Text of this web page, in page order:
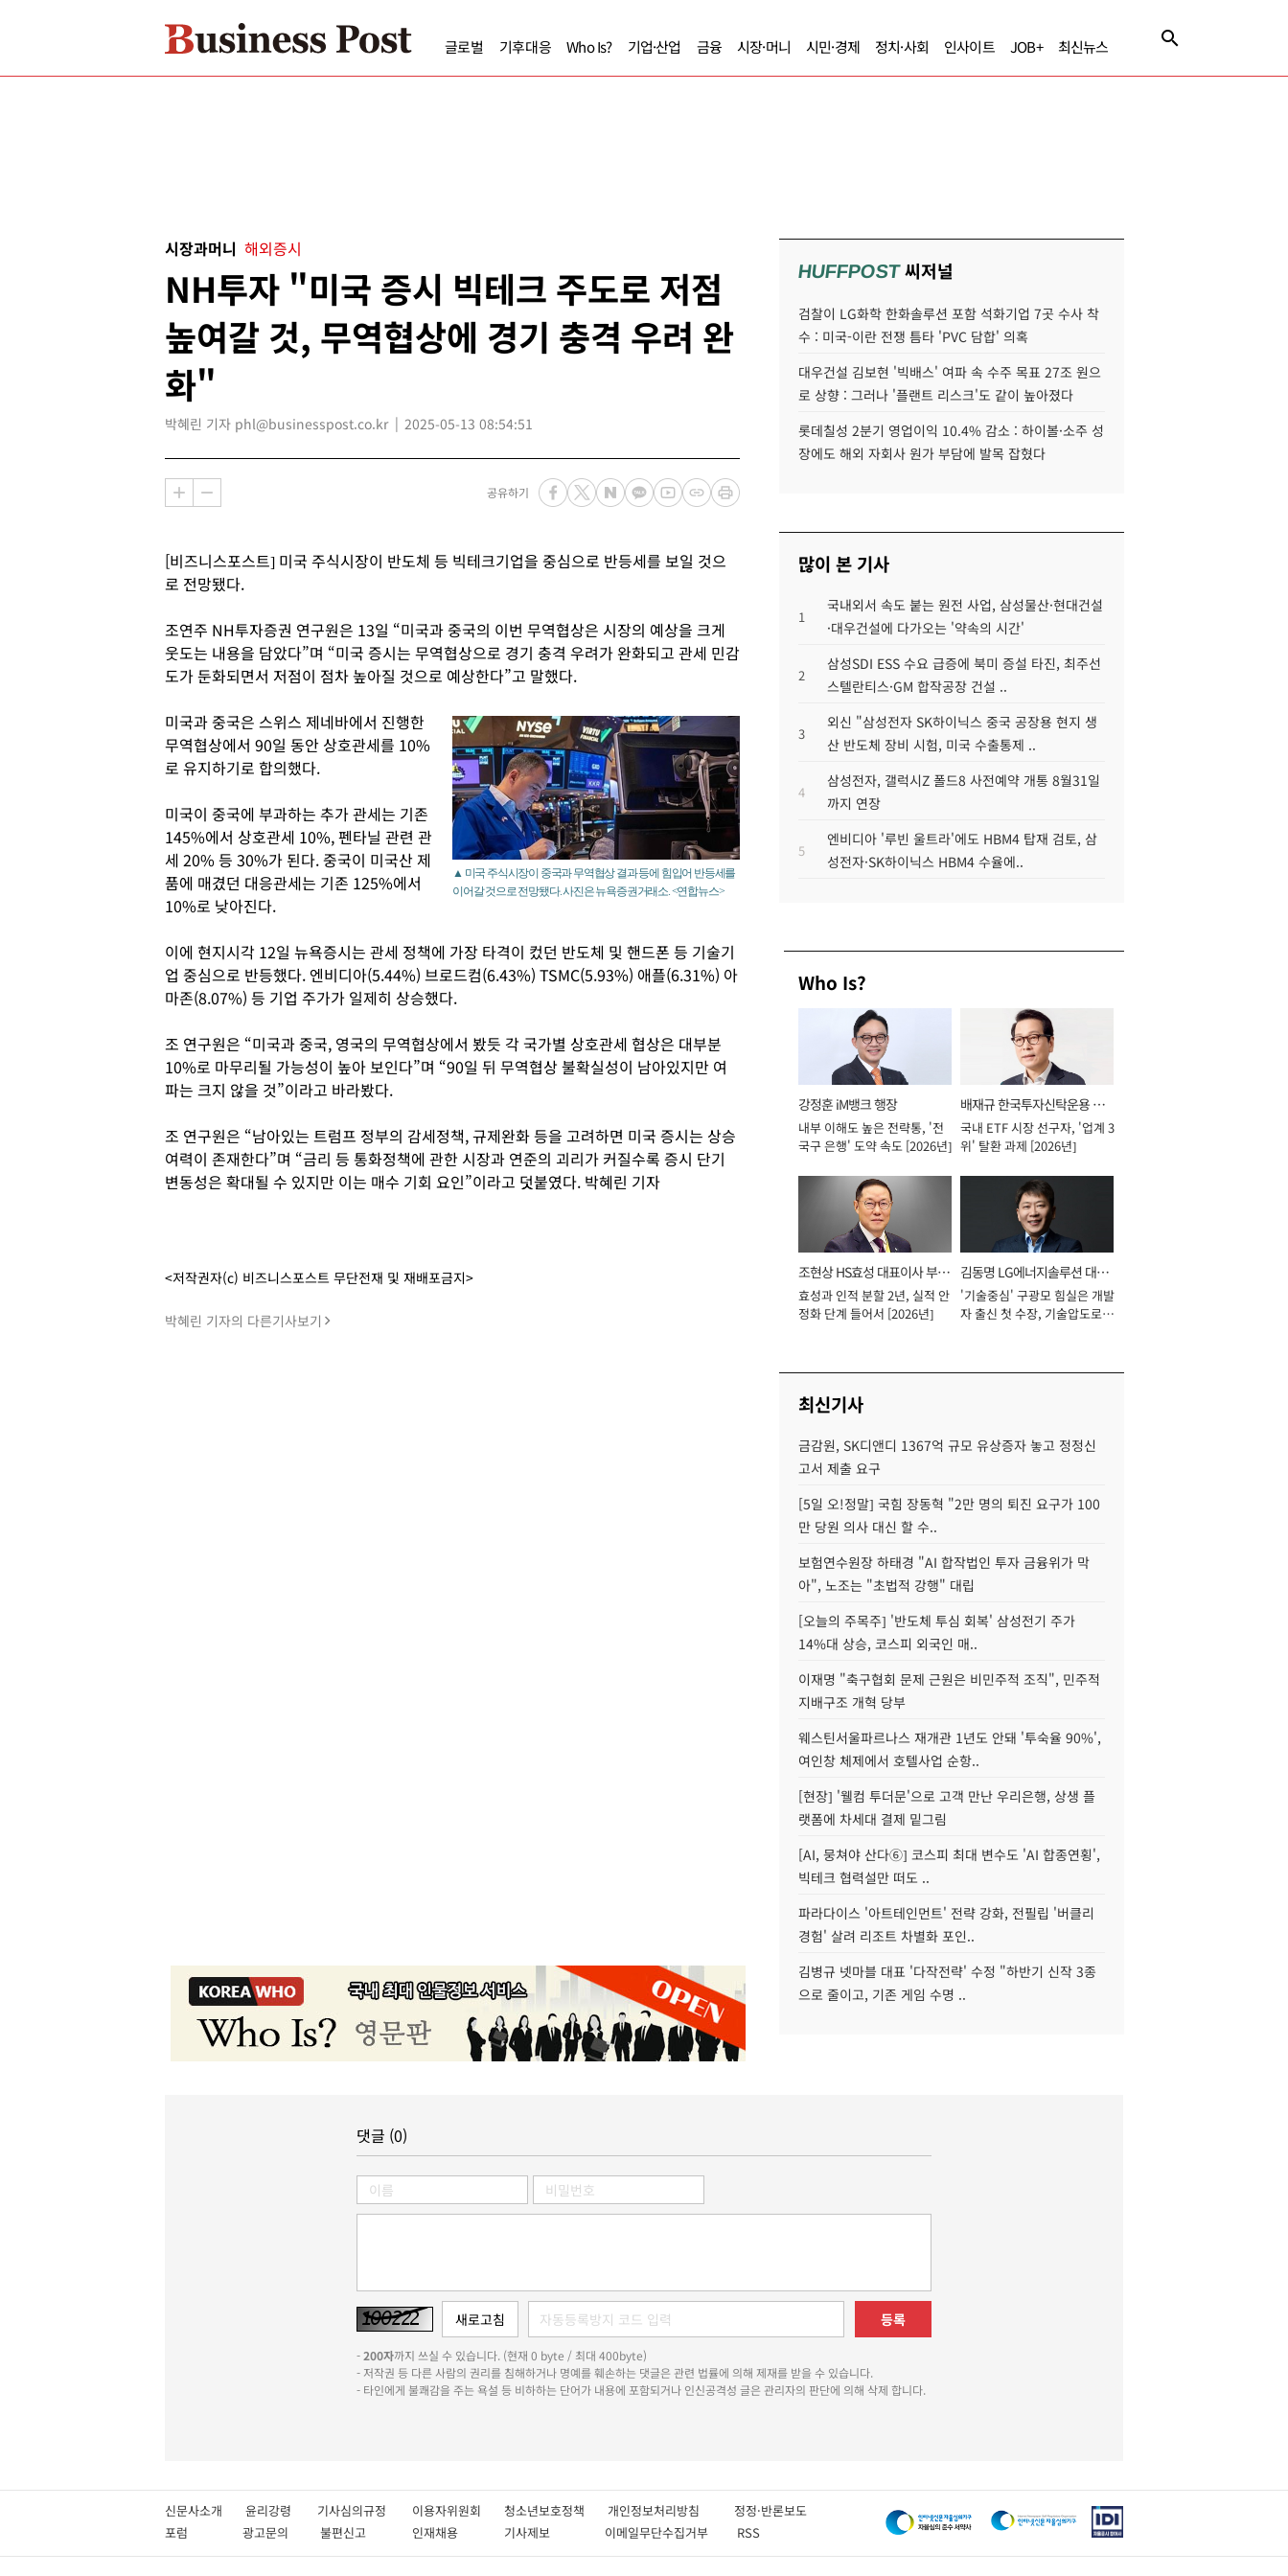
글로벌 기후대응 Who Is? 기업·산업 금융 시장·머니 시민·경제 정치·사회 인사이트 JOB+ 최신뉴스
시장과머니 해외증시
NH투자 "미국 증시 빅테크 주도로 저점
높여갈 것, 무역협상에 경기 충격 우려 완
화"
박혜린 기자 phl@businesspost.co.kr 2025-05-13 08:54:51
공유하기
[비즈니스포스트] 미국 주식시장이 반도체 등 빅테크기업을 중심으로 반등세를 보일 것으
로 전망됐다.
조연주 NH투자증권 연구원은 13일 “미국과 중국의 이번 무역협상은 시장의 예상을 크게
웃도는 내용을 담았다”며 “미국 증시는 무역협상으로 경기 충격 우려가 완화되고 관세 민감
도가 둔화되면서 저점이 점차 높아질 것으로 예상한다”고 말했다.
▲ 미국 주식시장이 중국과 무역협상 결과 등에 힘입어 반등세를
이어갈 것으로 전망됐다. 사진은 뉴욕증권거래소. <연합뉴스>
미국과 중국은 스위스 제네바에서 진행한
무역협상에서 90일 동안 상호관세를 10%
로 유지하기로 합의했다.
미국이 중국에 부과하는 추가 관세는 기존
145%에서 상호관세 10%, 펜타닐 관련 관
세 20% 등 30%가 된다. 중국이 미국산 제
품에 매겼던 대응관세는 기존 125%에서
10%로 낮아진다.
이에 현지시각 12일 뉴욕증시는 관세 정책에 가장 타격이 컸던 반도체 및 핸드폰 등 기술기
업 중심으로 반등했다. 엔비디아(5.44%) 브로드컴(6.43%) TSMC(5.93%) 애플(6.31%) 아
마존(8.07%) 등 기업 주가가 일제히 상승했다.
조 연구원은 “미국과 중국, 영국의 무역협상에서 봤듯 각 국가별 상호관세 협상은 대부분
10%로 마무리될 가능성이 높아 보인다”며 “90일 뒤 무역협상 불확실성이 남아있지만 여
파는 크지 않을 것”이라고 바라봤다.
조 연구원은 “남아있는 트럼프 정부의 감세정책, 규제완화 등을 고려하면 미국 증시는 상승
여력이 존재한다”며 “금리 등 통화정책에 관한 시장과 연준의 괴리가 커질수록 증시 단기
변동성은 확대될 수 있지만 이는 매수 기회 요인”이라고 덧붙였다. 박혜린 기자
<저작권자(c) 비즈니스포스트 무단전재 및 재배포금지>
박혜린 기자의 다른기사보기
HUFFPOST씨저널
검찰이 LG화학 한화솔루션 포함 석화기업 7곳 수사 착
수 : 미국-이란 전쟁 틈타 'PVC 담합' 의혹
대우건설 김보현 '빅배스' 여파 속 수주 목표 27조 원으
로 상향 : 그러나 '플랜트 리스크'도 같이 높아졌다
롯데칠성 2분기 영업이익 10.4% 감소 : 하이볼·소주 성
장에도 해외 자회사 원가 부담에 발목 잡혔다
많이 본 기사
1
국내외서 속도 붙는 원전 사업, 삼성물산·현대건설
·대우건설에 다가오는 '약속의 시간'
2
삼성SDI ESS 수요 급증에 북미 증설 타진, 최주선
스텔란티스·GM 합작공장 건설 ..
3
외신 "삼성전자 SK하이닉스 중국 공장용 현지 생
산 반도체 장비 시험, 미국 수출통제 ..
4
삼성전자, 갤럭시Z 폴드8 사전예약 개통 8월31일
까지 연장
5
엔비디아 '루빈 울트라'에도 HBM4 탑재 검토, 삼
성전자·SK하이닉스 HBM4 수율에..
Who Is?
강정훈 iM뱅크 행장
내부 이해도 높은 전략통, '전
국구 은행' 도약 속도 [2026년]
배재규 한국투자신탁운용 대
표이사 사장
국내 ETF 시장 선구자, '업계 3
위' 탈환 과제 [2026년]
조현상 HS효성 대표이사 부회
장
효성과 인적 분할 2년, 실적 안
정화 단계 들어서 [2026년]
김동명 LG에너지솔루션 대표
이사 사장
'기술중심' 구광모 힘실은 개발
자 출신 첫 수장, 기술압도로
최신기사
금감원, SK디앤디 1367억 규모 유상증자 놓고 정정신
고서 제출 요구
[5일 오!정말] 국힘 장동혁 "2만 명의 퇴진 요구가 100
만 당원 의사 대신 할 수..
보험연수원장 하태경 "AI 합작법인 투자 금융위가 막
아", 노조는 "초법적 강행" 대립
[오늘의 주목주] '반도체 투심 회복' 삼성전기 주가
14%대 상승, 코스피 외국인 매..
이재명 "축구협회 문제 근원은 비민주적 조직", 민주적
지배구조 개혁 당부
웨스틴서울파르나스 재개관 1년도 안돼 '투숙율 90%',
여인창 체제에서 호텔사업 순항..
[현장] '웰컴 투더문'으로 고객 만난 우리은행, 상생 플
랫폼에 차세대 결제 밑그림
[AI, 뭉쳐야 산다⑥] 코스피 최대 변수도 'AI 합종연횡',
빅테크 협력설만 떠도 ..
파라다이스 '아트테인먼트' 전략 강화, 전필립 '버클리
경험' 살려 리조트 차별화 포인..
김병규 넷마블 대표 '다작전략' 수정 "하반기 신작 3종
으로 줄이고, 기존 게임 수명 ..
댓글 (0)
등록
-200자까지 쓰실 수 있습니다. (현재 0 byte / 최대 400byte)
- 저작권 등 다른 사람의 권리를 침해하거나 명예를 훼손하는 댓글은 관련 법률에 의해 제재를 받을 수 있습니다.
- 타인에게 불쾌감을 주는 욕설 등 비하하는 단어가 내용에 포함되거나 인신공격성 글은 관리자의 판단에 의해 삭제 합니다.
신문사소개 윤리강령 기사심의규정 이용자위원회 청소년보호정책 개인정보처리방침 정정·반론보도
포럼
광고문의 불편신고 인재채용 기사제보 이메일무단수집거부 RSS